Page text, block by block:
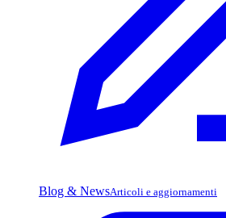
Blog & NewsArticoli e aggiornamenti